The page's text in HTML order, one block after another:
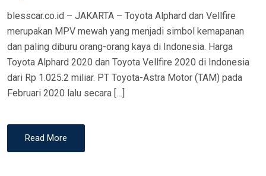
blesscar.co.id – JAKARTA – Toyota Alphard dan Vellfire
merupakan MPV mewah yang menjadi simbol kemapanan
dan paling diburu orang-orang kaya di Indonesia. Harga
Toyota Alphard 2020 dan Toyota Vellfire 2020 di Indonesia
dari Rp 1.025.2 miliar. PT Toyota-Astra Motor (TAM) pada
Februari 2020 lalu secara […]
Read More